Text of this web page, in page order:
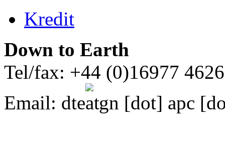
Kredit
Down to Earth
Tel/fax: +44 (0)16977
Email: dte gn [dot] apc